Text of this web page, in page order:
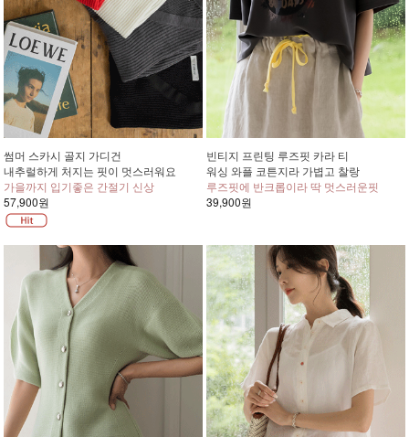
썸머 스카시 골지 가디건
내추럴하게 처지는 핏이 멋스러워요
가을까지 입기좋은 간절기 신상
57,900원
빈티지 프린팅 루즈핏 카라 티
워싱 와플 코튼지라 가볍고 찰랑
루즈핏에 반크롭이라 딱 멋스러운핏
39,900원